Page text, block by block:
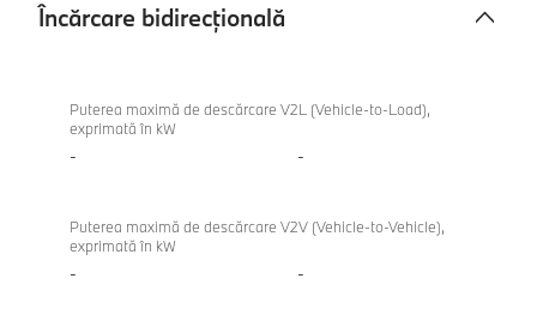
Încărcare bidirecțională
bidirecțională
iX3 50
xDrive
Puterea maximă de descărcare V2L (Vehicle-to-Load),
exprimată în kW
- -
Puterea maximă de descărcare V2V (Vehicle-to-Vehicle),
exprimată în kW
- -